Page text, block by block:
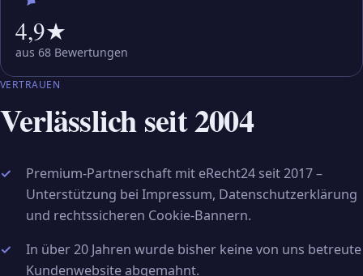
4,9★
aus 68 Bewertungen
VERTRAUEN
Verlässlich seit 2004
Premium-Partnerschaft mit eRecht24 seit 2017 –
Unterstützung bei Impressum, Datenschutzerklärung
und rechtssicheren Cookie-Bannern.
In über 20 Jahren wurde bisher keine von uns betreute
Kundenwebsite abgemahnt.